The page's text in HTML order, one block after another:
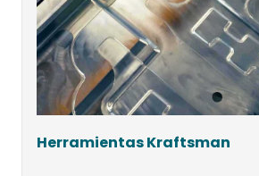
Herramientas Kraftsman